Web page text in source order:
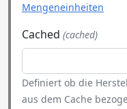
Mengeneinheiten
Cached (cached)
Definiert ob die
aus dem Cache